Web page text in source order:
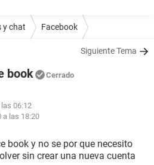
y chat Facebook
Siguiente Tema
book Cerrado
06:12
a las 18:20
book y no se por que necesito
sin crear una nueva cuenta